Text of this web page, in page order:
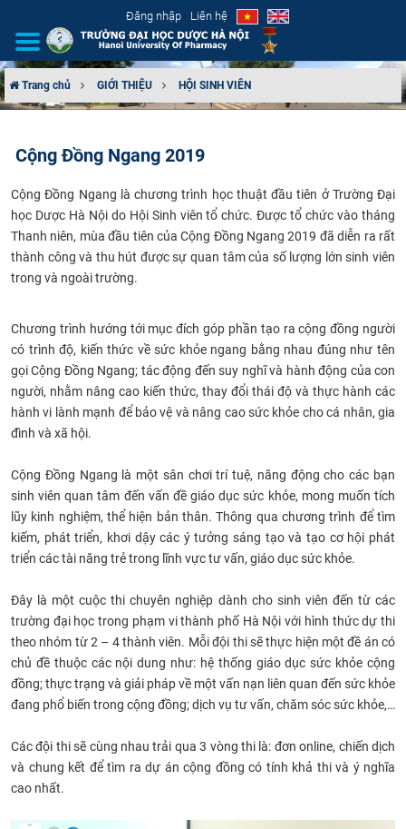
Đăng nhập Liên hệ
CƠ CẤU TỔ CHỨC
TUYỂN SINH
ĐÀO TẠO
KHOA HỌC CÔNG NGHỆ
HTQT
CỰU NGƯỜI HỌC
Trang chủ GIỚI THIỆU HỘI SINH VIÊN
Cộng Đồng Ngang 2019
Cộng Đồng Ngang là chương trình học thuật đầu tiên ở Trường Đại
học Dược Hà Nội do Hội Sinh viên tổ chức. Được tổ chức vào tháng
Thanh niên, mùa đầu tiên của Cộng Đồng Ngang 2019 đã diễn ra rất
thành công và thu hút được sự quan tâm của số lượng lớn sinh viên
trong và ngoài trường.
Chương trình hướng tới mục đích góp phần tạo ra cộng đồng người
có trình độ, kiến thức về sức khỏe ngang bằng nhau đúng như tên
gọi Cộng Đồng Ngang; tác động đến suy nghĩ và hành động của con
người, nhằm nâng cao kiến thức, thay đổi thái độ và thực hành các
hành vi lành mạnh để bảo vệ và nâng cao sức khỏe cho cá nhân, gia
đình và xã hội.
Cộng Đồng Ngang là một sân chơi trí tuệ, năng động cho các bạn
sinh viên quan tâm đến vấn đề giáo dục sức khỏe, mong muốn tích
lũy kinh nghiệm, thể hiện bản thân. Thông qua chương trình để tìm
kiếm, phát triển, khơi dậy các ý tưởng sáng tạo và tạo cơ hội phát
triển các tài năng trẻ trong lĩnh vực tư vấn, giáo dục sức khỏe.
Đây là một cuộc thi chuyên nghiệp dành cho sinh viên đến từ các
trường đại học trong phạm vi thành phố Hà Nội với hình thức dự thi
theo nhóm từ 2 – 4 thành viên. Mỗi đội thi sẽ thực hiện một đề án có
chủ đề thuộc các nội dung như: hệ thống giáo dục sức khỏe cộng
đồng; thực trạng và giải pháp về một vấn nạn liên quan đến sức khỏe
đang phổ biến trong cộng đồng; dịch vụ tư vấn, chăm sóc sức khỏe,…
Các đội thi sẽ cùng nhau trải qua 3 vòng thi là: đơn online, chiến dịch
và chung kết để tìm ra dự án cộng đồng có tính khả thi và ý nghĩa
cao nhất.